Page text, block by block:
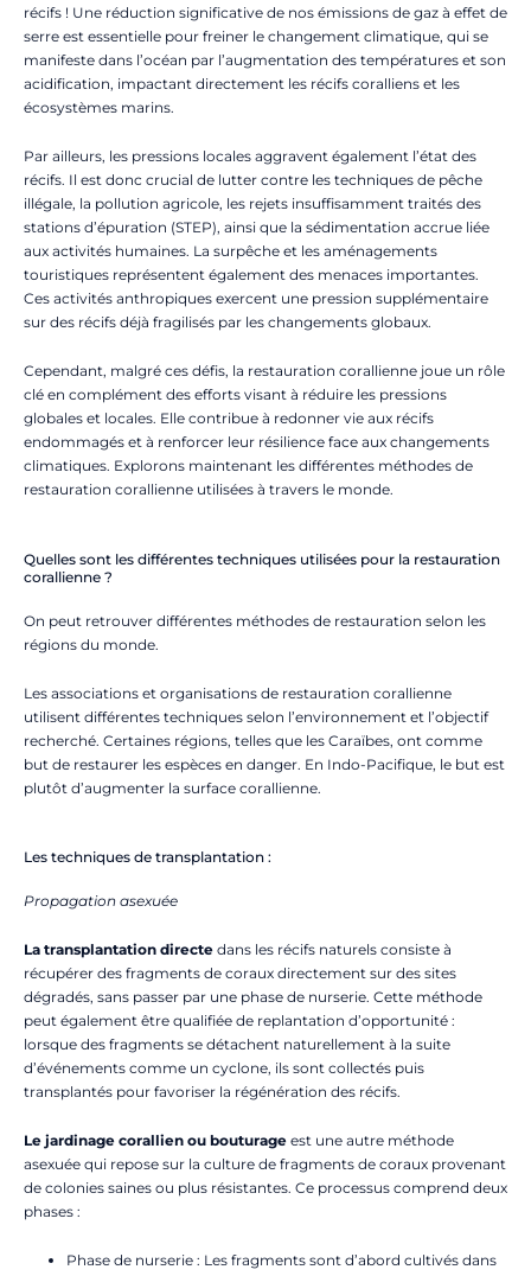
récifs ! Une réduction significative de nos émissions de gaz à effet de
serre est essentielle pour freiner le changement climatique, qui se
manifeste dans l’océan par l’augmentation des températures et son
acidification, impactant directement les récifs coralliens et les
écosystèmes marins.
Par ailleurs, les pressions locales aggravent également l’état des
récifs. Il est donc crucial de lutter contre les techniques de pêche
illégale, la pollution agricole, les rejets insuffisamment traités des
stations d’épuration (STEP), ainsi que la sédimentation accrue liée
aux activités humaines. La surpêche et les aménagements
touristiques représentent également des menaces importantes.
Ces activités anthropiques exercent une pression supplémentaire
sur des récifs déjà fragilisés par les changements globaux.
Cependant, malgré ces défis, la restauration corallienne joue un rôle
clé en complément des efforts visant à réduire les pressions
globales et locales. Elle contribue à redonner vie aux récifs
endommagés et à renforcer leur résilience face aux changements
climatiques. Explorons maintenant les différentes méthodes de
restauration corallienne utilisées à travers le monde.
Quelles sont les différentes techniques utilisées pour la restauration
corallienne ?
On peut retrouver différentes méthodes de restauration selon les
régions du monde.
Les associations et organisations de restauration corallienne
utilisent différentes techniques selon l’environnement et l’objectif
recherché. Certaines régions, telles que les Caraïbes, ont comme
but de restaurer les espèces en danger. En Indo-Pacifique, le but est
plutôt d’augmenter la surface corallienne.
Les techniques de transplantation :
Propagation asexuée
La transplantation directe dans les récifs naturels consiste à
récupérer des fragments de coraux directement sur des sites
dégradés, sans passer par une phase de nurserie. Cette méthode
peut également être qualifiée de replantation d’opportunité :
lorsque des fragments se détachent naturellement à la suite
d’événements comme un cyclone, ils sont collectés puis
transplantés pour favoriser la régénération des récifs.
Le jardinage corallien ou bouturage est une autre méthode
asexuée qui repose sur la culture de fragments de coraux provenant
de colonies saines ou plus résistantes. Ce processus comprend deux
phases :
Phase de nurserie : Les fragments sont d’abord cultivés dans